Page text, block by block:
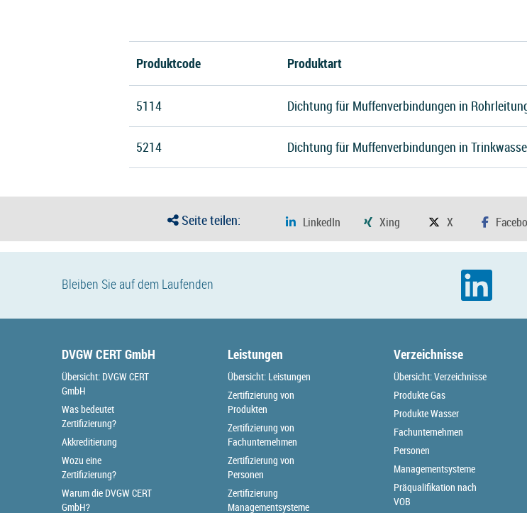
Produktcode Produktart
5114 Dichtung für Muffenverbindungen in
5214 Dichtung für Muffenverbindungen in
Seite teilen:
Bleiben Sie auf dem Laufenden
DVGW CERT GmbH
Übersicht: DVGW CERT
GmbH
Was bedeutet
Zertifizierung?
Akkreditierung
Wozu eine
Zertifizierung?
Warum die DVGW CERT
GmbH?
Leistungen
Übersicht: Leistungen
Zertifizierung von
Produkten
Zertifizierung von
Fachunternehmen
Zertifizierung von
Personen
Zertifizierung
Managementsysteme
Verzeichnisse
Übersicht: Verzeichnisse
Produkte Gas
Produkte Wasser
Fachunternehmen
Personen
Managementsysteme
Präqualifikation nach
VOB